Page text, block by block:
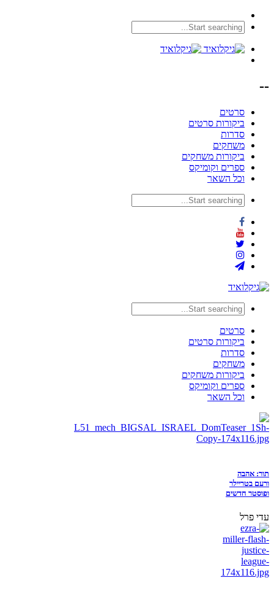
--
סרטים
ביקורות סרטים
סדרות
משחקים
ביקורות משחקים
ספרים וקומיקס
וכל השאר
סרטים
ביקורות סרטים
סדרות
משחקים
ביקורות משחקים
ספרים וקומיקס
וכל השאר
תור: אהבה
ורעם בטריילר
ופוסטר חדשים
עדי פרל